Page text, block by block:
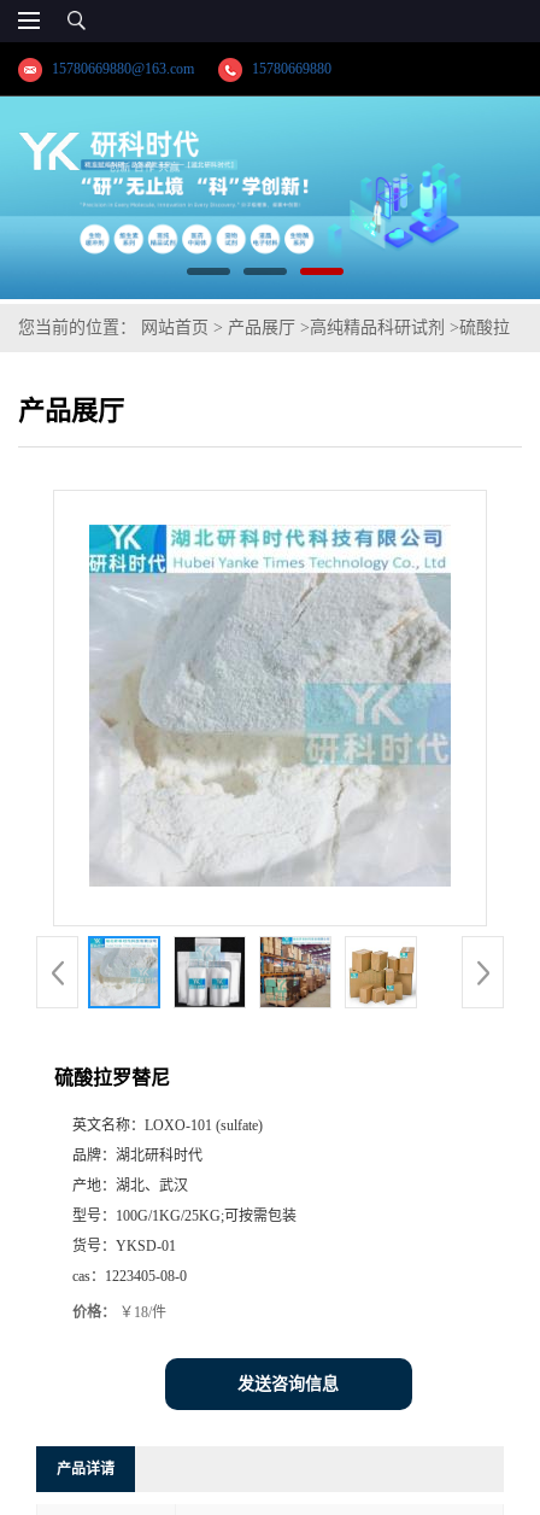
15780669880@163.com 15780669880
您当前的位置： 网站首页 > 产品展厅 >高纯精品科研试剂 >硫酸拉
产品展厅
硫酸拉罗替尼
英文名称： LOXO-101 (sulfate)
品牌： 湖北研科时代
产地： 湖北、武汉
型号： 100G/1KG/25KG;可按需包装
货号： YKSD-01
cas： 1223405-08-0
价格： ￥18/件
发送咨询信息
产品详请